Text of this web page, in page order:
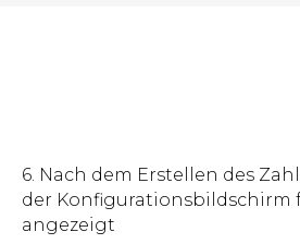
6. Nach dem Erstellen des
der Konfigurationsbildschirm
angezeigt